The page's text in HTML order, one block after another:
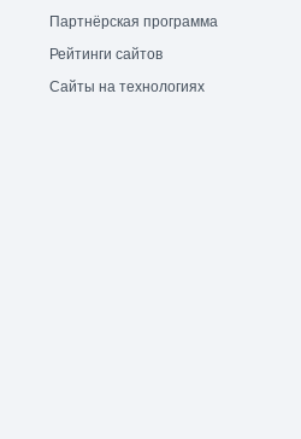
Партнёрская программа
Рейтинги сайтов
Сайты на технологиях